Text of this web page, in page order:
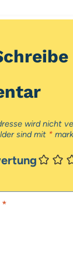
wird nicht
sind mit *
*